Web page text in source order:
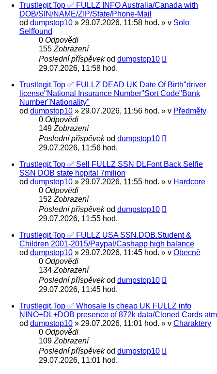
Trustlegit.Top ✅ FULLZ INFO Australia/Canada with
DOB/SIN/NAME/ZIP/State/Phone-Mail
od dumpstop10 » 29.07.2026, 11:58 hod. » v Solo
Selffound
0 Odpovědi
155 Zobrazení
Poslední příspěvekod dumpstop10
29.07.2026, 11:58 hod.
Trustlegit.Top ✅ FULLZ DEAD UK Date Of Birth"driver
license"National Insurance Number"Sort Code"Bank
Number"Nationality"
od dumpstop10 » 29.07.2026, 11:56 hod. » v Předměty
0 Odpovědi
149 Zobrazení
Poslední příspěvekod dumpstop10
29.07.2026, 11:56 hod.
Trustlegit.Top ✅ Sell FULLZ SSN DLFont Back Selfie
SSN DOB state hopital 7milion
od dumpstop10 » 29.07.2026, 11:55 hod. » v Hardcore
0 Odpovědi
152 Zobrazení
Poslední příspěvekod dumpstop10
29.07.2026, 11:55 hod.
Trustlegit.Top ✅ FULLZ USA SSN.DOB.Student &
Сhildren 2001-2015/Paypal/Cashapp high balance
od dumpstop10 » 29.07.2026, 11:45 hod. » v Obecně
0 Odpovědi
134 Zobrazení
Poslední příspěvekod dumpstop10
29.07.2026, 11:45 hod.
Trustlegit.Top ✅ Whosale Is cheap UK FULLZ info
NINO+DL+DOB presence of 872k data/Cloned Cards atm
od dumpstop10 » 29.07.2026, 11:01 hod. » v Charaktery
0 Odpovědi
109 Zobrazení
Poslední příspěvekod dumpstop10
29.07.2026, 11:01 hod.